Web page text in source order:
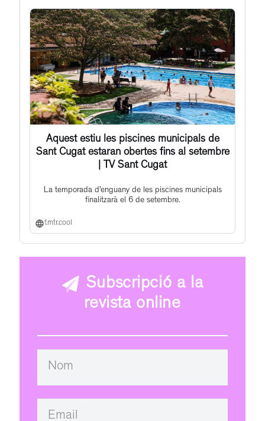
Aquest estiu les piscines municipals de
Sant Cugat estaran obertes fins al setembre
| TV Sant Cugat
La temporada d’enguany de les piscines municipals
finalitzarà el 6 de setembre.
f.mtr.cool
Subscripció a la
revista online